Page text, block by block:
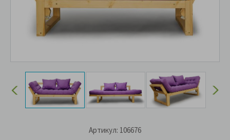
Артикул: 106676